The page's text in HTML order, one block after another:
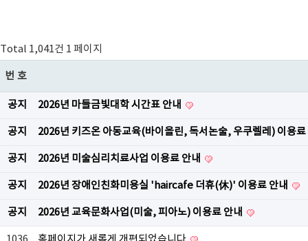
Total 1,041건 1 페이지
번호
공지 2026년 마들금빛대학 시간표 안내
공지 2026년 키즈온 아동교육(바이올린, 독서논술, 우쿠렐레) 이용
공지 2026년 미술심리치료사업 이용료 안내
공지 2026년 장애인친화미용실 'haircafe 더휴(休)' 이용료 안내
공지 2026년 교육문화사업(미술, 피아노) 이용료 안내